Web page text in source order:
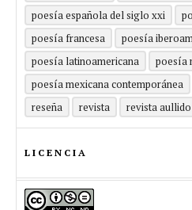
poesía española del siglo xxi
poesía francesa
poesía
poesía latinoamericana
poesía
poesía mexicana contemporánea
reseña
revista revista aullido
LICENCIA